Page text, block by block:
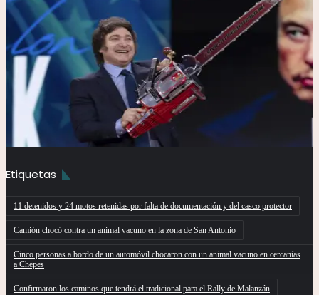
Etiquetas
11 detenidos y 24 motos retenidas por falta de documentación y del casco protector
Camión chocó contra un animal vacuno en la zona de San Antonio
Cinco personas a bordo de un automóvil chocaron con un animal vacuno en cercanías
a Chepes
Confirmaron los caminos que tendrá el tradicional para el Rally de Malanzán